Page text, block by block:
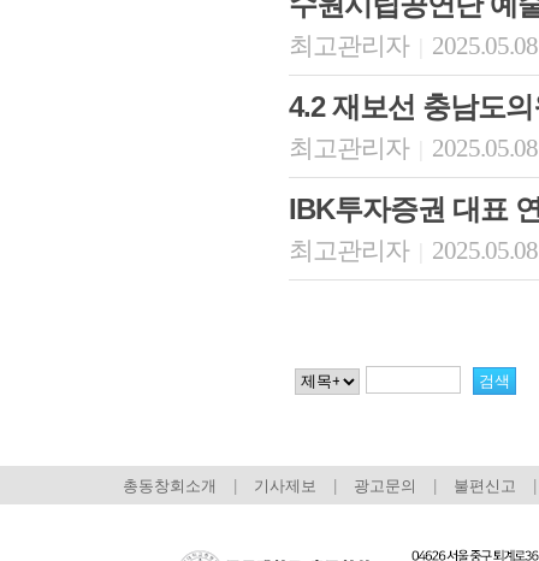
최고관리자
4.2 재보선 충남도
최고관리자
IBK투자증권 대표
최고관리자
총동창회소개 기사제보 광고문의 불편신고